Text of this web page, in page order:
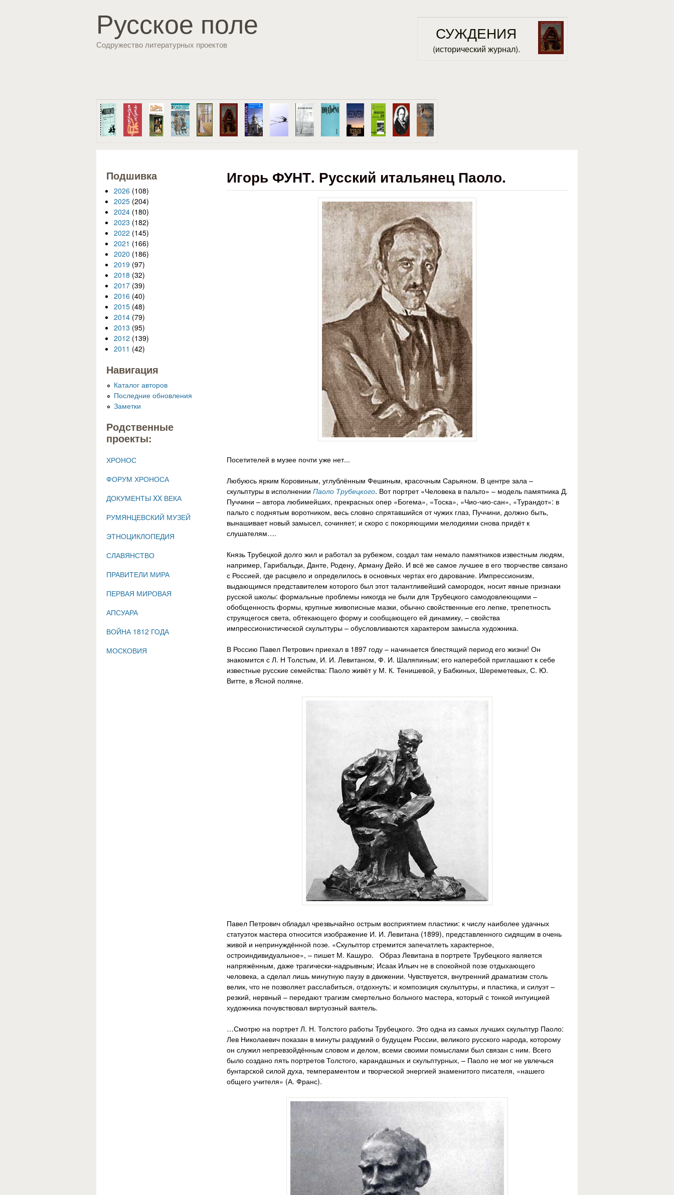
Русское поле
Содружество литературных проектов
СУЖДЕНИЯ
(исторический журнал).
Игорь ФУНТ. Русский итальянец Паоло.
Посетителей в музее почти уже нет...
Любуюсь ярким Коровиным, углублённым Фешиным, красочным Сарьяном. В центре зала –
скульптуры в исполнении Паоло Трубецкого. Вот портрет «Человека в пальто» – модель памятника Д.
Пуччини – автора любимейших, прекрасных опер «Богема», «Тоска», «Чио-чио-сан», «Турандот»: в
пальто с поднятым воротником, весь словно спрятавшийся от чужих глаз, Пуччини, должно быть,
вынашивает новый замысел, сочиняет; и скоро с покоряющими мелодиями снова придёт к
слушателям….
Князь Трубецкой долго жил и работал за рубежом, создал там немало памятников известным людям,
например, Гарибальди, Данте, Родену, Арману Дейо. И всё же самое лучшее в его творчестве связано
с Россией, где расцвело и определилось в основных чертах его дарование. Импрессионизм,
выдающимся представителем которого был этот талантливейший самородок, носит явные признаки
русской школы: формальные проблемы никогда не были для Трубецкого самодовлеющими –
обобщенность формы, крупные живописные мазки, обычно свойственные его лепке, трепетность
струящегося света, обтекающего форму и сообщающего ей динамику, – свойства
импрессионистической скульптуры – обусловливаются характером замысла художника.
В Россию Павел Петрович приехал в 1897 году – начинается блестящий период его жизни! Он
знакомится с Л. Н Толстым, И. И. Левитаном, Ф. И. Шаляпиным; его наперебой приглашают к себе
известные русские семейства: Паоло живёт у М. К. Тенишевой, у Бабкиных, Шереметевых, С. Ю.
Витте, в Ясной поляне.
Павел Петрович обладал чрезвычайно острым восприятием пластики: к числу наиболее удачных
статуэток мастера относится изображение И. И. Левитана (1899), представленного сидящим в очень
живой и непринуждённой позе. «Скульптор стремится запечатлеть характерное,
остроиндивидуальное», – пишет М. Кашуро. Образ Левитана в портрете Трубецкого является
напряжённым, даже трагически-надрывным; Исаак Ильич не в спокойной позе отдыхающего
человека, а сделал лишь минутную паузу в движении. Чувствуется, внутренний драматизм столь
велик, что не позволяет расслабиться, отдохнуть: и композиция скульптуры, и пластика, и силуэт –
резкий, нервный – передают трагизм смертельно больного мастера, который с тонкой интуицией
художника почувствовал виртуозный ваятель.
…Смотрю на портрет Л. Н. Толстого работы Трубецкого. Это одна из самых лучших скульптур Паоло:
Лев Николаевич показан в минуты раздумий о будущем России, великого русского народа, которому
он служил непревзойдённым словом и делом, всеми своими помыслами был связан с ним. Всего
было создано пять портретов Толстого, карандашных и скульптурных, – Паоло не мог не увлечься
бунтарской силой духа, темпераментом и творческой энергией знаменитого писателя, «нашего
общего учителя» (А. Франс).
Подшивка
2026 (108)
2025 (204)
2024 (180)
2023 (182)
2022 (145)
2021 (166)
2020 (186)
2019 (97)
2018 (32)
2017 (39)
2016 (40)
2015 (48)
2014 (79)
2013 (95)
2012 (139)
2011 (42)
Навигация
Каталог авторов
Последние обновления
Заметки
Родственные
проекты:
ХРОНОС
ФОРУМ ХРОНОСА
ДОКУМЕНТЫ XX ВЕКА
РУМЯНЦЕВСКИЙ МУЗЕЙ
ЭТНОЦИКЛОПЕДИЯ
СЛАВЯНСТВО
ПРАВИТЕЛИ МИРА
ПЕРВАЯ МИРОВАЯ
АПСУАРА
ВОЙНА 1812 ГОДА
МОСКОВИЯ